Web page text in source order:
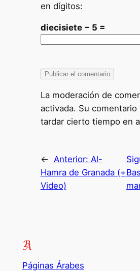
en dígitos:
diecisiete − 5 =
La moderación de
activada. Su comentario
tardar cierto tiempo en
← Anterior: Al-
Hamra de Granada (+
Video)
Páginas Árabes